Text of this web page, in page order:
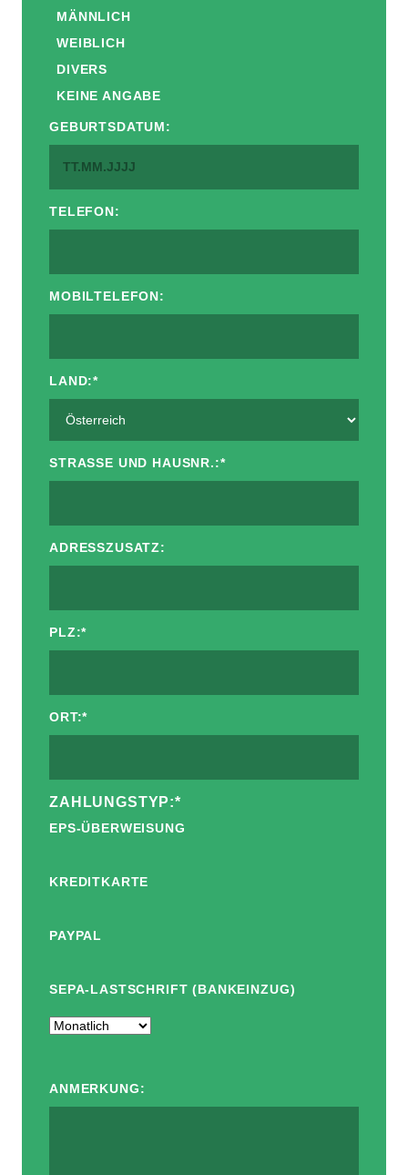
MÄNNLICH
WEIBLICH
DIVERS
KEINE ANGABE
GEBURTSDATUM:
TELEFON:
MOBILTELEFON:
LAND:*
STRASSE UND HAUSNR.: *
ADRESSZUSATZ:
PLZ:*
ORT:*
ZAHLUNGSTYP:*
EPS-ÜBERWEISUNG
KREDITKARTE
PAYPAL
SEPA-LASTSCHRIFT (BANKEINZUG)
ANMERKUNG: